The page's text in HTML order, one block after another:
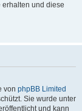
erhalten und diese
von phpBB Limited
Sie wurde unter
und kann